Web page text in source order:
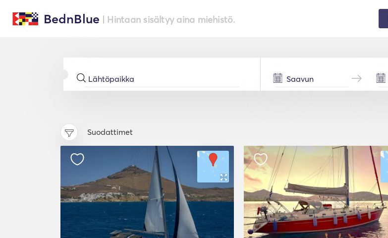
BednBlue | Hintaan sisältyy aina miehistö.
Suodattimet